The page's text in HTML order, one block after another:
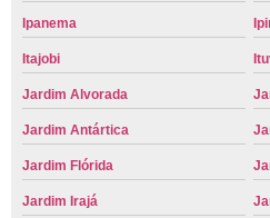
Ipanema
Itajobi
Jardim Alvorada
Jardim Antártica
Jardim Flórida
Jardim Irajá